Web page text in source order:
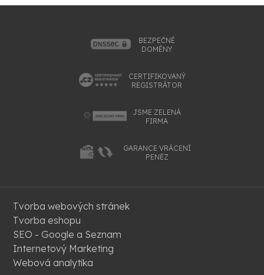
BEZPEČNÉ
DOMÉNY
CERTIFIKOVANÝ
REGISTRÁTOR
JSME ZELENÁ
FIRMA
GARANCE VRÁCENÍ
PENĚZ
Tvorba webových stránek
Tvorba eshopu
SEO - Google a Seznam
Internetový Marketing
Webová analytika